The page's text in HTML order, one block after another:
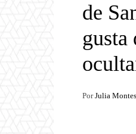
de
gusta
Por Julia